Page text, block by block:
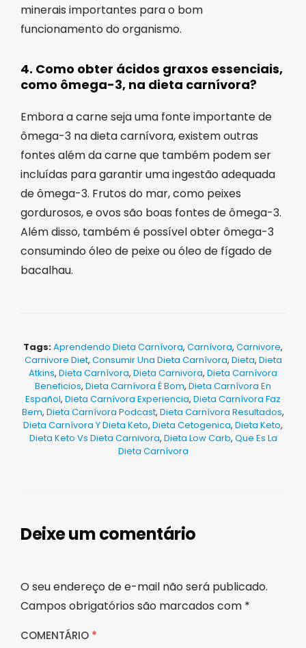
minerais importantes para o bom
funcionamento do organismo.
4. Como obter ácidos graxos essenciais,
como ômega-3, na dieta carnívora?
Embora a carne seja uma fonte importante de
ômega-3 na dieta carnívora, existem outras
fontes além da carne que também podem ser
incluídas para garantir uma ingestão adequada
de ômega-3. Frutos do mar, como peixes
gordurosos, e ovos são boas fontes de ômega-3.
Além disso, também é possível obter ômega-3
consumindo óleo de peixe ou óleo de fígado de
bacalhau.
Tags:Aprendendo Dieta Carnívora, Carnívora, Carnivore,
Carnivore Diet, Consumir Una Dieta Carnívora, Dieta, Dieta
Atkins, Dieta Carnívora, Dieta Carnivora, Dieta Carnívora
Beneficios, Dieta Carnívora É Bom, Dieta Carnívora En
Español, Dieta Carnívora Experiencia, Dieta Carnívora Faz
Bem, Dieta Carnívora Podcast, Dieta Carnívora Resultados,
Dieta Carnívora Y Dieta Keto, Dieta Cetogenica, Dieta Keto,
Dieta Keto Vs Dieta Carnivora, Dieta Low Carb, Que Es La
Dieta Carnívora
Deixe um comentário
O seu endereço de e-mail não será publicado.
Campos obrigatórios são marcados com *
COMENTÁRIO *